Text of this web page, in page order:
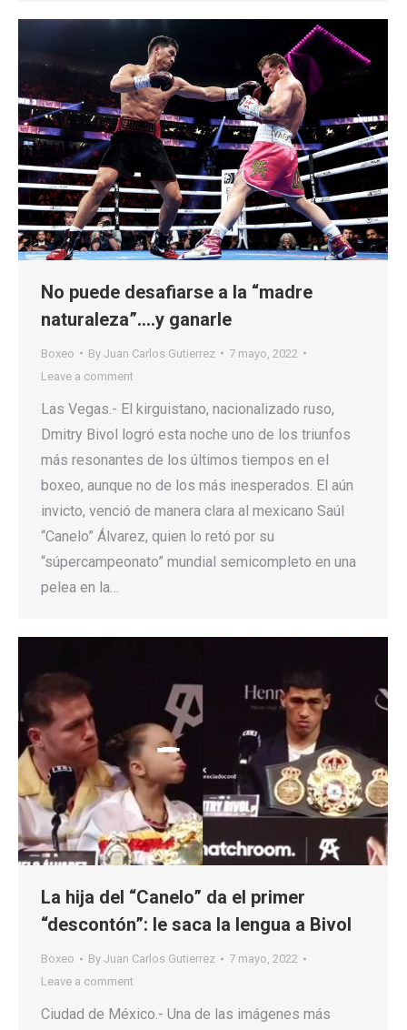
No puede desafiarse a la “madre
naturaleza”….y ganarle
Boxeo By Juan Carlos Gutierrez
7 mayo, 2022
Leave a comment
Las Vegas.- El kirguistano, nacionalizado ruso,
Dmitry Bivol logró esta noche uno de los triunfos
más resonantes de los últimos tiempos en el
boxeo, aunque no de los más inesperados. El aún
invicto, venció de manera clara al mexicano Saúl
“Canelo” Álvarez, quien lo retó por su
“súpercampeonato” mundial semicompleto en una
pelea en la…
La hija del “Canelo” da el primer
“descontón”: le saca la lengua a Bivol
Boxeo By Juan Carlos Gutierrez
7 mayo, 2022
Leave a comment
Ciudad de México.- Una de las imágenes más